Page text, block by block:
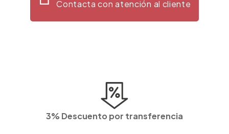
Contacta con atención al cliente
3% Descuento por transferencia